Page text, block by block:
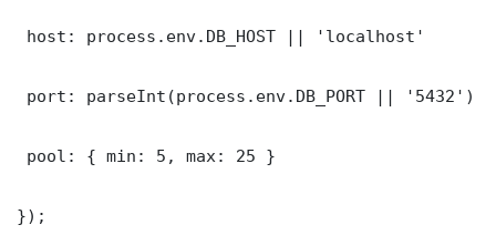
host: process.env.DB_HOST || 'localhost'
port: parseInt(process.env.DB_PORT || '5432')
pool: { min: 5, max: 25 }
});